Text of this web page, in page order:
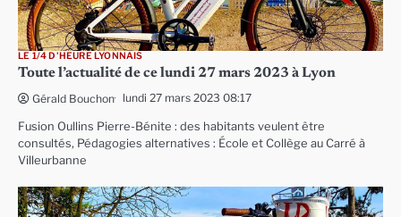
LE 1/4 D'HEURE LYONNAIS
Toute l’actualité de ce lundi 27 mars 2023 à Lyon
Gérald Bouchon lundi 27 mars 2023 08:17
Fusion Oullins Pierre-Bénite : des habitants veulent être
consultés, Pédagogies alternatives : École et Collège au Carré à
Villeurbanne